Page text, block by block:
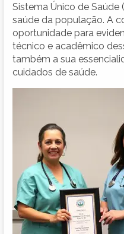
Sistema Único de Saúde
saúde da população. A
oportunidade para
técnico e acadêmico
também a sua
cuidados de saúde.